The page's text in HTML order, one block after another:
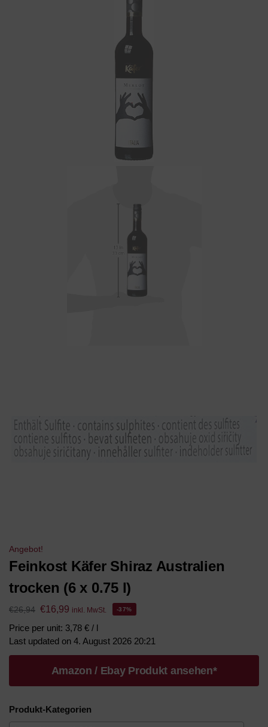
Angebot!
Feinkost Käfer Shiraz Australien
trocken (6 x 0.75 l)
€26,94 €16,99 inkl. MwSt. -37%
Price per unit: 3,78 € / l
Last updated on 4. August 2026 20:21
Amazon / Ebay Produkt ansehen*
Produkt-Kategorien